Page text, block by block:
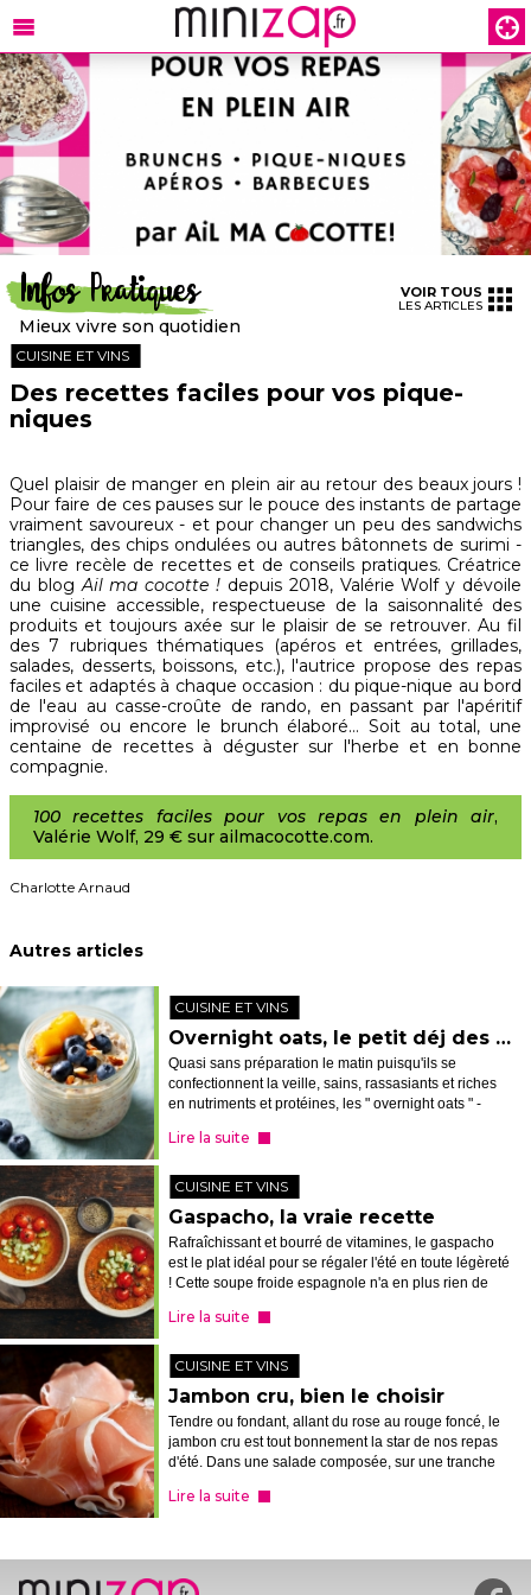
Infos Pratiques
Mieux vivre son quotidien
VOIR TOUS
LES ARTICLES
CUISINE ET VINS
Des recettes faciles pour vos pique-
niques
Quel plaisir de manger en plein air au retour des beaux jours !
Pour faire de ces pauses sur le pouce des instants de partage
vraiment savoureux - et pour changer un peu des sandwichs
triangles, des chips ondulées ou autres bâtonnets de surimi -
ce livre recèle de recettes et de conseils pratiques. Créatrice
du blogAil ma cocotte ! depuis 2018, Valérie Wolf y dévoile
une cuisine accessible, respectueuse de la saisonnalité des
produits et toujours axée sur le plaisir de se retrouver. Au fil
des 7 rubriques thématiques (apéros et entrées, grillades,
salades, desserts, boissons, etc.), l'autrice propose des repas
faciles et adaptés à chaque occasion : du pique-nique au bord
de l'eau au casse-croûte de rando, en passant par l'apéritif
improvisé ou encore le brunch élaboré… Soit au total, une
centaine de recettes à déguster sur l'herbe et en bonne
compagnie.
100 recettes faciles pour vos repas en plein air,
Valérie Wolf, 29 € sur ailmacocotte.com.
Charlotte Arnaud
Autres articles
CUISINE ET VINS
Overnight oats, le petit déj des sportifs
Quasi sans préparation le matin puisqu'ils se
confectionnent la veille, sains, rassasiants et riches
en nutriments et protéines, les " overnight oats " -
notamment pré ou post-...
Lire la suite
CUISINE ET VINS
Gaspacho, la vraie recette
Rafraîchissant et bourré de vitamines, le gaspacho
est le plat idéal pour se régaler l'été en toute légèreté
! Cette soupe froide espagnole n'a en plus rien de
originale, c'est-à-d...
Lire la suite
CUISINE ET VINS
Jambon cru, bien le choisir
Tendre ou fondant, allant du rose au rouge foncé, le
jambon cru est tout bonnement la star de nos repas
d'été. Dans une salade composée, sur une tranche
en sandwich, ce mets est bi...
Lire la suite